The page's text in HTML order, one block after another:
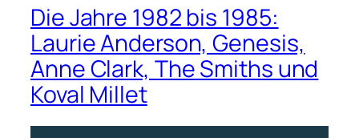
Die Jahre 1982 bis 1985:
Laurie Anderson, Genesis,
Anne Clark, The Smiths und
Koval Millet